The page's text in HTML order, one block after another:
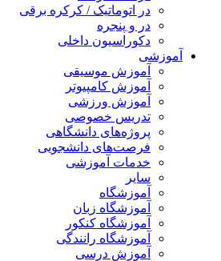
در اتوماتیک / کرکره برقی
در و پنجره
دکوراسیون داخلی
آموزشی
آموزش موسیقی
آموزش کامپیوتر
آموزش ورزشی
تدریس خصوصی
پروژه‌های دانشگاهی
فرصت‌های دانشجویی
خدمات آموزشی
سایر
آموزشگاه
آموزشگاه زبان
آموزشگاه کنکور
آموزشگاه رانندگی
آموزش درسی